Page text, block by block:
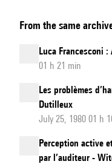
From the same
Luca Francesconi :
01 h 21 min
Les problèmes
Dutilleux
July 25, 1980 01 h
Perception active
par l’auditeur -